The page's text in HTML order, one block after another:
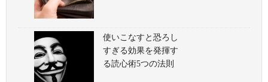
使いこなすと恐ろし
すぎる効果を発揮す
る読心術5つの法則